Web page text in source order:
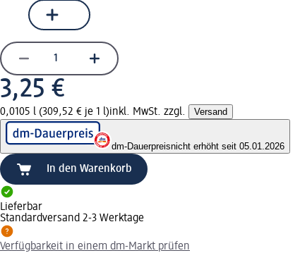
3,25 €
0,0105 l (309,52 € je 1 l)inkl. MwSt. zzgl. Versand
dm-Dauerpreisnicht erhöht seit 05.01.2026
In den Warenkorb
Lieferbar
Standardversand 2-3 Werktage
Verfügbarkeit in einem dm-Markt prüfen